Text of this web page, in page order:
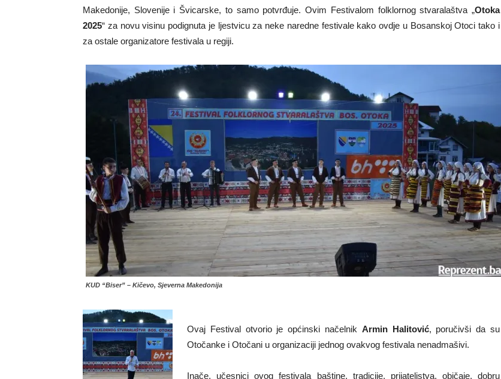
Makedonije, Slovenije i Švicarske, to samo potvrđuje. Ovim Festivalom folklornog stvaralaštva „Otoka
2025“ za novu visinu podignuta je ljestvicu za neke naredne festivale kako ovdje u Bosanskoj Otoci tako i
za ostale organizatore festivala u regiji.
KUD “Biser” – Kičevo, Sjeverna Makedonija
Ovaj Festival otvorio je općinski načelnik Armin Halitović, poručivši da su
Otočanke i Otočani u organizaciji jednog ovakvog festivala nenadmašivi.
Inače, učesnici ovog festivala baštine, tradicije, prijateljstva, običaje, dobru